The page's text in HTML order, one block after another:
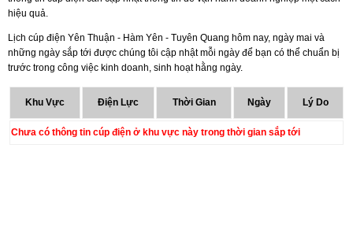
hiệu quả.
Lịch cúp điện Yên Thuận - Hàm Yên - Tuyên Quang hôm nay, ngày mai và
những ngày sắp tới được chúng tôi cập nhật mỗi ngày để bạn có thể chuẩn bị
trước trong công việc kinh doanh, sinh hoạt hằng ngày.
Khu Vực Điện Lực Thời Gian Ngày Lý Do
Chưa có thông tin cúp điện ở khu vực này trong thời gian sắp tới